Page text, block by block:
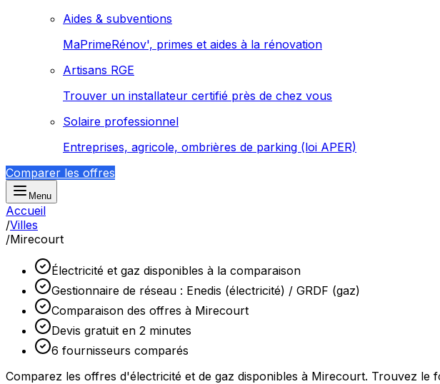
Aides & subventions
MaPrimeRénov', primes et aides à la rénovation
Artisans RGE
Trouver un installateur certifié près de chez vous
Solaire professionnel
Entreprises, agricole, ombrières de parking (loi APER)
Comparer les offres
Menu
Accueil
/Villes
/Mirecourt
Électricité et gaz disponibles à la comparaison
Gestionnaire de réseau : Enedis (électricité) / GRDF (gaz)
Comparaison des offres à Mirecourt
Devis gratuit en 2 minutes
6 fournisseurs comparés
Comparez les offres d'électricité et de gaz disponibles à Mirecourt. Trouvez